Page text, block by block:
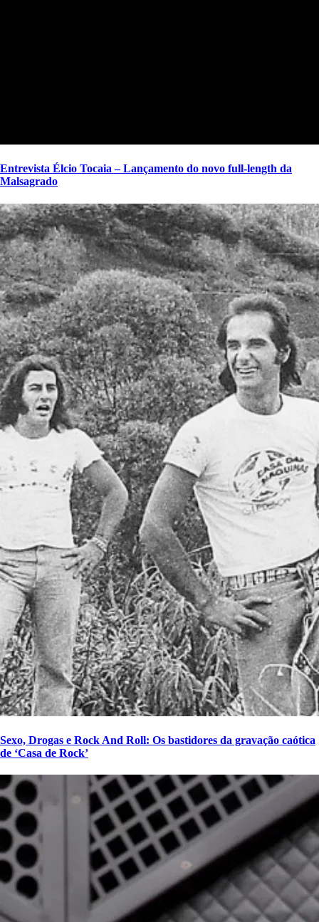
Entrevista Élcio Tocaia – Lançamento do novo full-length da
Malsagrado
Sexo, Drogas e Rock And Roll: Os bastidores da gravação caótica
de ‘Casa de Rock’